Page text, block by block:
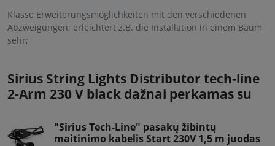
Klasse Erweiterungsmöglichkeiten mit den verschiedenen
Abzweigungen; erleichtert z.B. die Installation in einem Baum
sehr;
Sirius String Lights Distributor tech-line
2-Arm 230 V black dažnai perkamas su
"Sirius Tech-Line" pasakų žibintų
maitinimo kabelis Start 230V 1,5 m juodas